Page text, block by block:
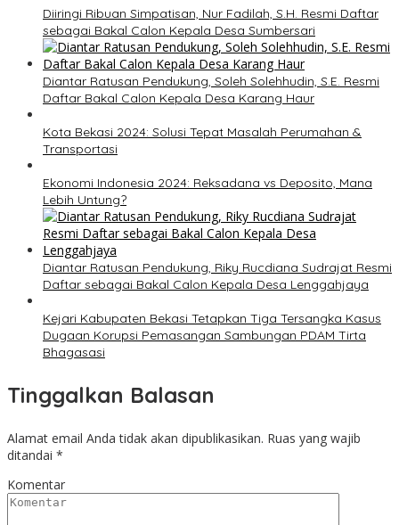
Diiringi Ribuan Simpatisan, Nur Fadilah, S.H. Resmi Daftar
sebagai Bakal Calon Kepala Desa Sumbersari
Diantar Ratusan Pendukung, Soleh Solehhudin, S.E. Resmi
Daftar Bakal Calon Kepala Desa Karang Haur
Kota Bekasi 2024: Solusi Tepat Masalah Perumahan &
Transportasi
Ekonomi Indonesia 2024: Reksadana vs Deposito, Mana
Lebih Untung?
Diantar Ratusan Pendukung, Riky Rucdiana Sudrajat Resmi
Daftar sebagai Bakal Calon Kepala Desa Lenggahjaya
Kejari Kabupaten Bekasi Tetapkan Tiga Tersangka Kasus
Dugaan Korupsi Pemasangan Sambungan PDAM Tirta
Bhagasasi
Tinggalkan Balasan
Alamat email Anda tidak akan dipublikasikan. Ruas yang wajib
ditandai *
Komentar